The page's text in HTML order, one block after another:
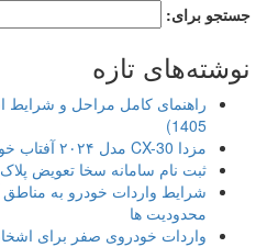
جستجو برای:
نوشته‌های تازه
1405)
مزدا CX-30 مدل ۲۰۲۴ آفتاب خودرو؛ بررسی و مشخصات فنی
ثبت نام سامانه سخا تعویض پلاک
شرایط واردات خودرو به مناطق
محدودیت ها
واردات خودروی صفر برای